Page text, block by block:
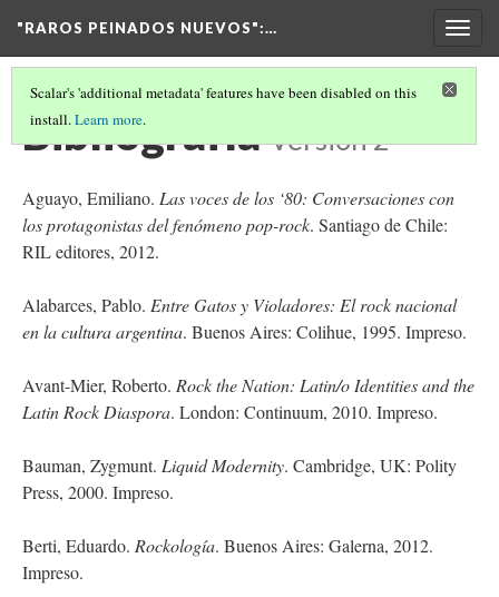
"RAROS PEINADOS NUEVOS":…
Scalar's 'additional metadata' features have been disabled on this
install.Learn more.
Bibliografía Version 2
Aguayo, Emiliano. Las voces de los ‘80: Conversaciones con
los protagonistas del fenómeno pop-rock. Santiago de Chile:
RIL editores, 2012.
Alabarces, Pablo. Entre Gatos y Violadores: El rock nacional
en la cultura argentina. Buenos Aires: Colihue, 1995. Impreso.
Avant-Mier, Roberto. Rock the Nation: Latin/o Identities and the
Latin Rock Diaspora. London: Continuum, 2010. Impreso.
Bauman, Zygmunt. Liquid Modernity. Cambridge, UK: Polity
Press, 2000. Impreso.
Berti, Eduardo. Rockología. Buenos Aires: Galerna, 2012.
Impreso.